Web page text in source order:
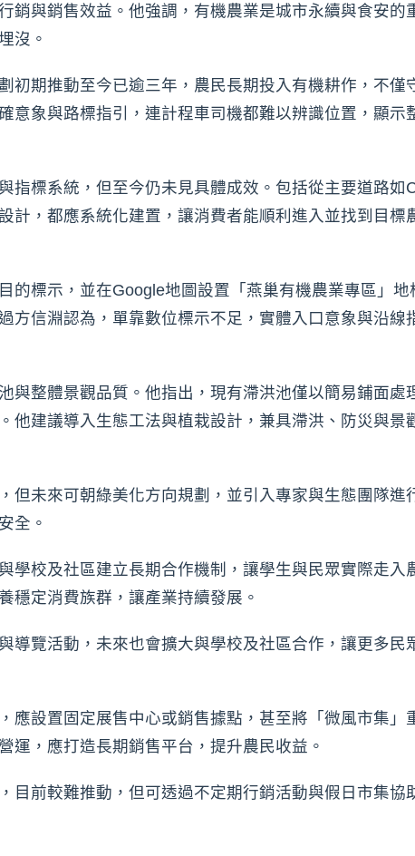
銷與銷售效益。他強調，有機農業是城市永續與食安的
沒。
初期推動至今已逾三年，農民長期投入有機耕作，不僅
意象與路標指引，連計程車司機都難以辨識位置，顯示
指標系統，但至今仍未見具體成效。包括從主要道路如
計，都應系統化建置，讓消費者能順利進入並找到目標
的標示，並在Google地圖設置「燕巢有機農業專區」
方信淵認為，單靠數位標示不足，實體入口意象與沿線
與整體景觀品質。他指出，現有滯洪池僅以簡易鋪面處
他建議導入生態工法與植栽設計，兼具滯洪、防災與景
但未來可朝綠美化方向規劃，並引入專家與生態團隊進
全。
學校及社區建立長期合作機制，讓學生與民眾實際走入
穩定消費族群，讓產業持續發展。
導覽活動，未來也會擴大與學校及社區合作，讓更多民
應設置固定展售中心或銷售據點，甚至將「微風市集」
運，應打造長期銷售平台，提升農民收益。
目前較難推動，但可透過不定期行銷活動與假日市集協